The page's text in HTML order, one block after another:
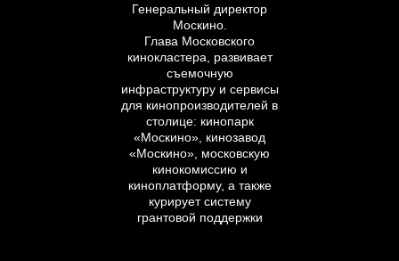
Генеральный директор
Москино.
Глава Московского
кинокластера, развивает
съемочную
инфраструктуру и сервисы
для кинопроизводителей в
столице: кинопарк
«Москино», кинозавод
«Москино», московскую
кинокомиссию и
киноплатформу, а также
курирует систему
грантовой поддержки